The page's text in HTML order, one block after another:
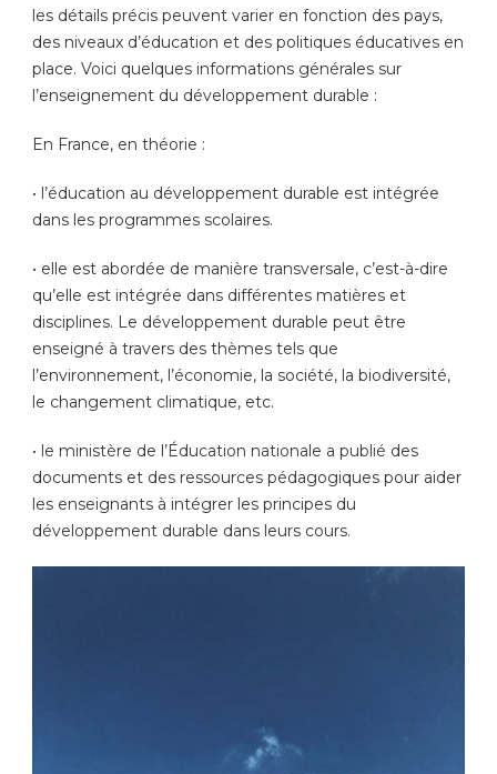
les détails précis peuvent varier en fonction des pays,
des niveaux d’éducation et des politiques éducatives en
place. Voici quelques informations générales sur
l’enseignement du développement durable :
En France, en théorie :
• l’éducation au développement durable est intégrée
dans les programmes scolaires.
• elle est abordée de manière transversale, c’est-à-dire
qu’elle est intégrée dans différentes matières et
disciplines. Le développement durable peut être
enseigné à travers des thèmes tels que
l’environnement, l’économie, la société, la biodiversité,
le changement climatique, etc.
• le ministère de l’Éducation nationale a publié des
documents et des ressources pédagogiques pour aider
les enseignants à intégrer les principes du
développement durable dans leurs cours.